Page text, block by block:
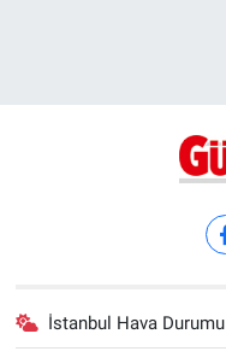
İstanbul Hava Durumu